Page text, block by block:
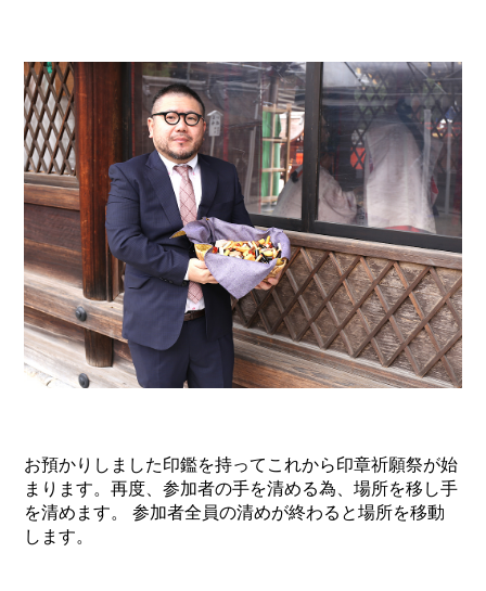
お預かりしました印鑑を持ってこれから印章祈願祭が始
まります。再度、参加者の手を清める為、場所を移し手
を清めます。 参加者全員の清めが終わると場所を移動
します。